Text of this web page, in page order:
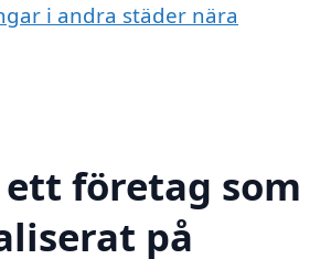
i andra städer nära
företag som
på